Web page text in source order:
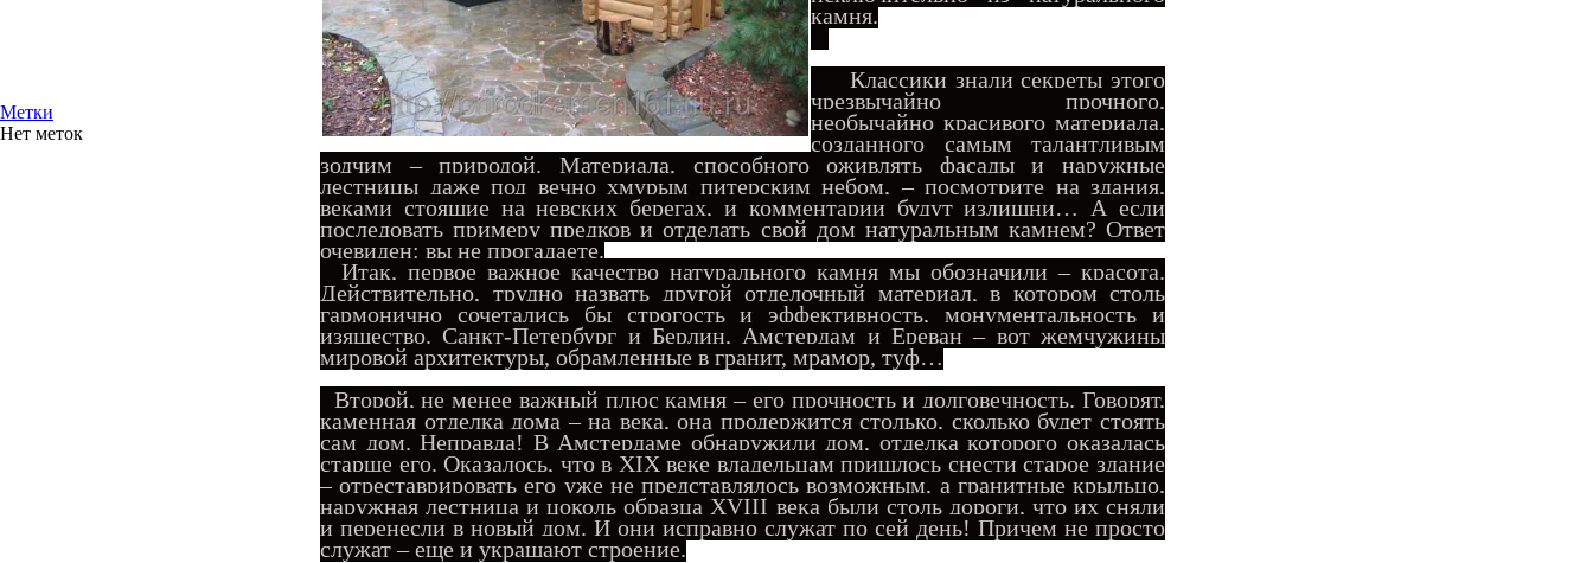
Метки
Нет меток
камня.
Классики знали секреты этого
чрезвычайно прочного,
необычайно красивого материала,
созданного самым талантливым
зодчим – природой. Материала, способного оживлять фасады и наружные
лестницы даже под вечно хмурым питерским небом, – посмотрите на здания,
веками стоящие на невских берегах, и комментарии будут излишни… А если
последовать примеру предков и отделать свой дом натуральным камнем? Ответ
очевиден: вы не прогадаете.
Итак, первое важное качество натурального камня мы обозначили – красота.
Действительно, трудно назвать другой отделочный материал, в котором столь
гармонично сочетались бы строгость и эффективность, монументальность и
изящество. Санкт-Петербург и Берлин, Амстердам и Ереван – вот жемчужины
мировой архитектуры, обрамленные в гранит, мрамор, туф…
Второй, не менее важный плюс камня – его прочность и долговечность. Говорят,
каменная отделка дома – на века, она продержится столько, сколько будет стоять
сам дом. Неправда! В Амстердаме обнаружили дом, отделка которого оказалась
старше его. Оказалось, что в XIX веке владельцам пришлось снести старое здание
– отреставрировать его уже не представлялось возможным, а гранитные крыльцо,
наружная лестница и цоколь образца XVIII века были столь дороги, что их сняли
и перенесли в новый дом. И они исправно служат по сей день! Причем не просто
служат – еще и украшают строение.